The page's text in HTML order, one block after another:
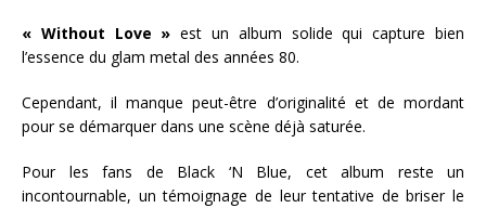
« Without Love » est un album solide qui capture bien
l’essence du glam metal des années 80.
Cependant, il manque peut-être d’originalité et de mordant
pour se démarquer dans une scène déjà saturée.
Pour les fans de Black ‘N Blue, cet album reste un
incontournable, un témoignage de leur tentative de briser le